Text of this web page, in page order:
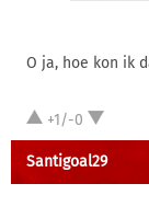
O ja, hoe kon ik
+1/-0
Santigoal29